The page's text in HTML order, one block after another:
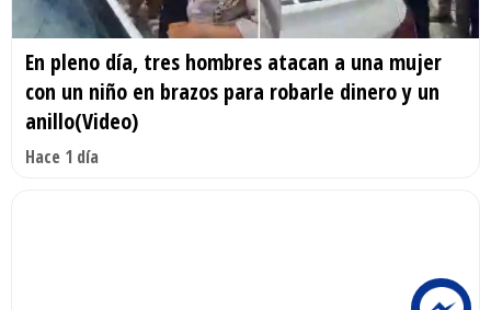
En pleno día, tres hombres atacan a una mujer
con un niño en brazos para robarle dinero y un
anillo(Video)
Hace 1 día